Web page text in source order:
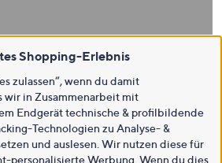
Shopping-Erlebnis
zulassen“, wenn du damit
wir in Zusammenarbeit mit
Endgerät technische & profilbildende
Technologien zu Analyse- &
und auslesen. Wir nutzen diese für
personalisierte Werbung. Wenn du dies